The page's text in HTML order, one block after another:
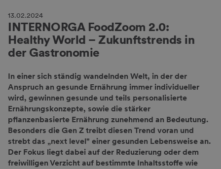
13.02.2024
INTERNORGA FoodZoom 2.0:
Healthy World – Zukunftstrends in
der Gastronomie
In einer sich ständig wandelnden Welt, in der der
Anspruch an gesunde Ernährung immer individueller
wird, gewinnen gesunde und teils personalisierte
Ernährungskonzepte, sowie die stärker
pflanzenbasierte Ernährung zunehmend an Bedeutung.
Besonders die Gen Z treibt diesen Trend voran und
strebt das „next level" einer gesunden Lebensweise an.
Der Fokus liegt dabei auf der Reduzierung oder dem
freiwilligen Verzicht auf bestimmte Inhaltsstoffe wie